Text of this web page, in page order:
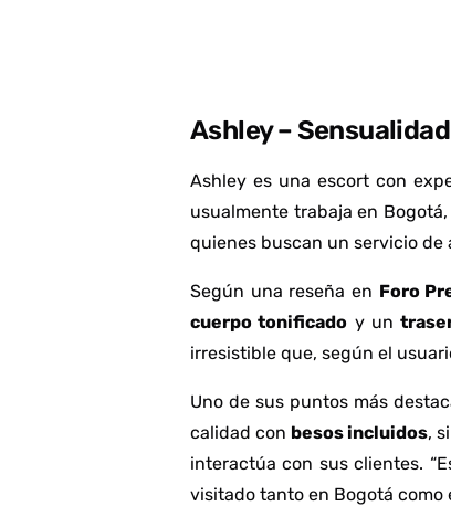
Ashley –
Ashley es una escort con
usualmente trabaja en
quienes buscan un servicio de
Según una reseña en Foro
cuerpo tonificado y un
irresistible que, según el
Uno de sus puntos más
calidad con besos incluidos,
interactúa con sus clientes.
visitado tanto en Bogotá como